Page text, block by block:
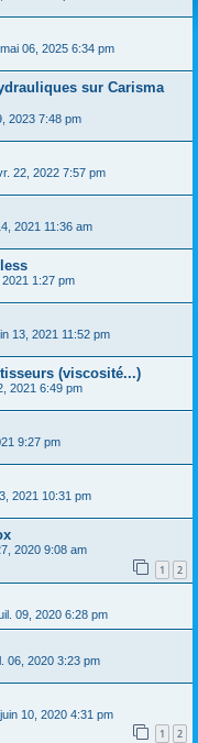
06, 2025 6:34 pm
sur Carisma
2023 7:48 pm
22, 2022 7:57 pm
2021 11:36 am
1:27 pm
13, 2021 11:52 pm
(viscosité...)
2021 6:49 pm
9:27 pm
2021 10:31 pm
2020 9:08 am
1 2
09, 2020 6:28 pm
06, 2020 3:23 pm
10, 2020 4:31 pm
1 2